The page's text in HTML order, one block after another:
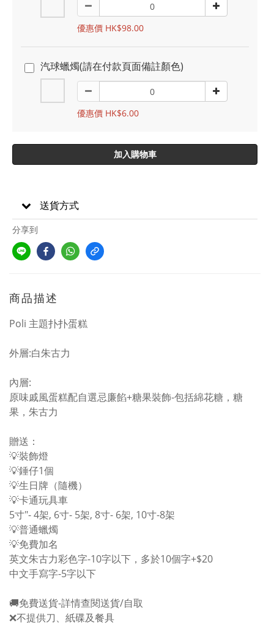
優惠價 HK$98.00
汽球蠟燭(請在付款頁面備註顏色)
優惠價 HK$6.00
加入購物車
送貨方式
分享到
商品描述
Poli 主題扑扑蛋糕
外層:白朱古力
內層:
原味戚風蛋糕配自選忌廉餡+糖果裝飾-包括綿花糖，糖
果，朱古力
贈送：
💡裝飾燈
💡錘仔1個
💡生日牌（隨機）
💡卡通玩具車
5寸"- 4架, 6寸- 5架, 8寸- 6架, 10寸-8架
💡普通蠟燭
💡免費加名
英文朱古力彩色字-10字以下，多於10個字+$20
中文手寫字-5字以下
🚚免費送貨-詳情查閱送貨/自取
❌不提供刀、紙碟及餐具